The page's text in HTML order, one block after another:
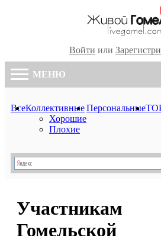
Войти или
МЕНЮ
ВсеКоллективные
Хорошие
Плохие
Персональные
Участникам
Гомельской